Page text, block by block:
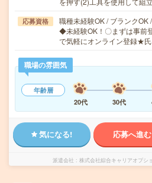
応募資格
職種未経験OK / ブランクOK
◆未経験OK！〇まずは事前
で気軽にオンライン登録★
職場の雰囲気
年齢層
20代
30代
気になる! 応募へ進む
派遣会社 株式会社綜合キャリアオプシ